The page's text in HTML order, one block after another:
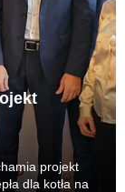
projekt
dla kotła na